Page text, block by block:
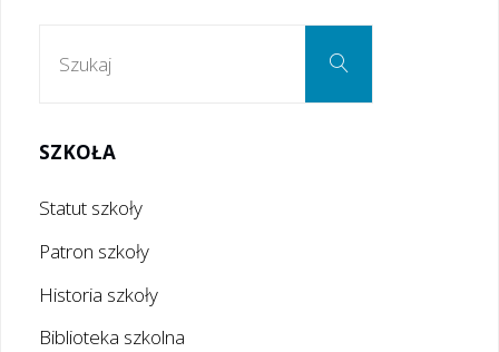
Szukaj
SZKOŁA
Statut szkoły
Patron szkoły
Historia szkoły
Biblioteka szkolna